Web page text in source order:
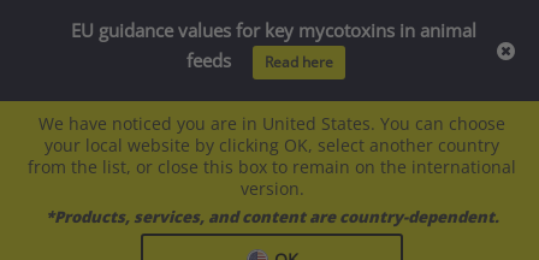
We have noticed you are in United States. You can choose
your local website by clicking OK, select another country
from the list, or close this box to remain on the international
version.
*Products, services, and content are country-dependent.
EU guidance values for key mycotoxins in animal
feeds
Read here